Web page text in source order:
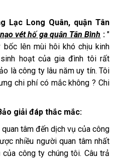
Lạc Long Quân, quận Tân
nạo vét hố ga quận Tân Bình :"
lên mùi hôi khó chịu kinh
hoạt của gia đình tôi rất
là công ty lâu năm uy tín. Tôi
chi phí có mắc không ? Chi
giải đáp thắc mắc:
tâm đến dịch vụ của công
nhiều người quan tâm nhất
công ty chúng tôi. Câu trả